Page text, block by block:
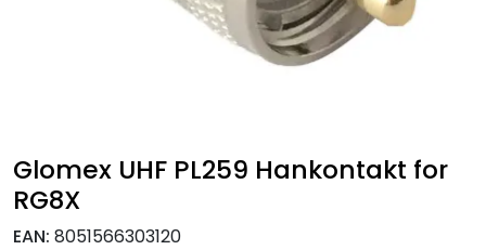
Glomex UHF PL259 Hankontakt for
RG8X
EAN: 8051566303120
Seil